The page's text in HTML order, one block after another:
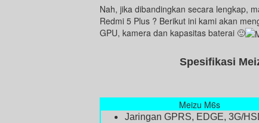
Nah, jika dibandingkan secara lengkap,
Redmi 5 Plus ? Berikut ini kami akan
GPU, kamera dan kapasitas baterai 🙂
Spesifikasi
Meizu M6s
Jaringan GPRS, EDGE, 3G/